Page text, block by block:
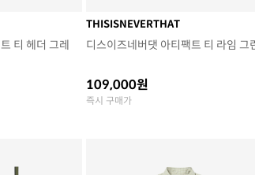
티 헤더 그레
THISISNEVERTHAT
디스이즈네버댓 아티팩트 티 라임 그
109,000원
즉시 구매가